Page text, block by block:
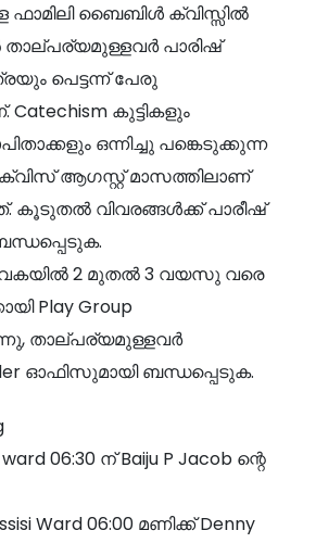
ഫാമിലി ബൈബിൾ ക്വിസ്സിൽ
താല്പര്യമുള്ളവർ പാരിഷ്
പെട്ടന്ന് പേരു
കുട്ടികളും
ഒന്നിച്ചു പങ്കെടുക്കുന്ന
ആഗസ്റ്റ് മാസത്തിലാണ്
കൂടുതൽ വിവരങ്ങൾക്ക് പാരീഷ്
2 മുതൽ 3 വയസു വരെ
Play Group
താല്പര്യമുള്ളവർ
ഓഫിസുമായി ബന്ധപ്പെടുക.
06:30 ന് Baiju P Jacob ന്റെ
Ward 06:00 മണിക്ക് Denny